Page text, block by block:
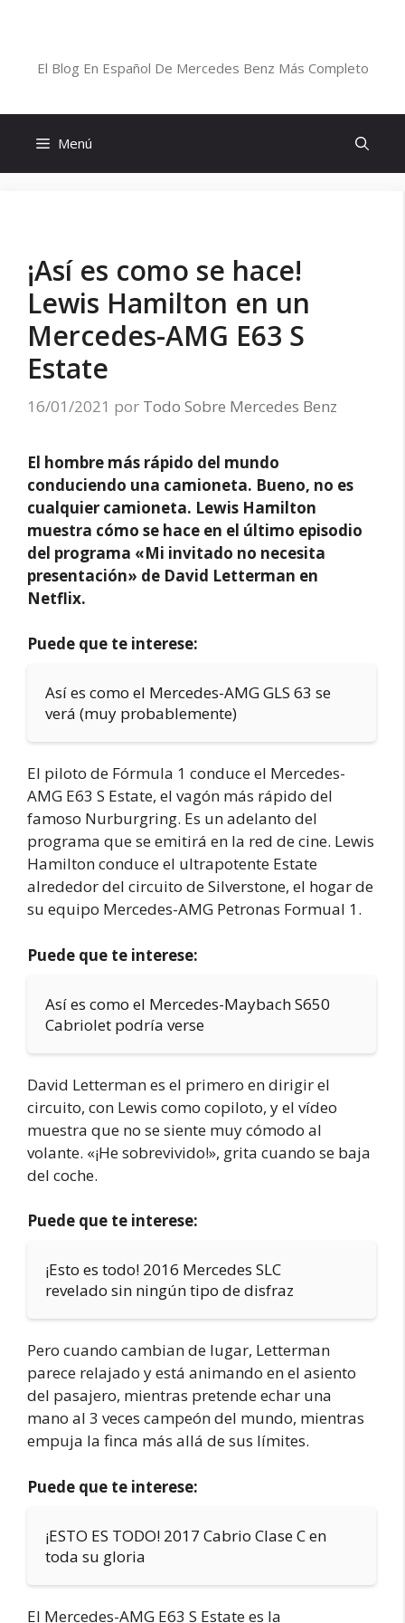
El Blog En Español De Mercedes Benz Más Completo
Menú
¡Así es como se hace!
Lewis Hamilton en un
Mercedes-AMG E63 S
Estate
16/01/2021 por Todo Sobre Mercedes Benz
El hombre más rápido del mundo
conduciendo una camioneta. Bueno, no es
cualquier camioneta. Lewis Hamilton
muestra cómo se hace en el último episodio
del programa «Mi invitado no necesita
presentación» de David Letterman en
Netflix.
Puede que te interese:
Así es como el Mercedes-AMG GLS 63 se
verá (muy probablemente)
El piloto de Fórmula 1 conduce el Mercedes-
AMG E63 S Estate, el vagón más rápido del
famoso Nurburgring. Es un adelanto del
programa que se emitirá en la red de cine. Lewis
Hamilton conduce el ultrapotente Estate
alrededor del circuito de Silverstone, el hogar de
su equipo Mercedes-AMG Petronas Formual 1.
Puede que te interese:
Así es como el Mercedes-Maybach S650
Cabriolet podría verse
David Letterman es el primero en dirigir el
circuito, con Lewis como copiloto, y el vídeo
muestra que no se siente muy cómodo al
volante. «¡He sobrevivido!», grita cuando se baja
del coche.
Puede que te interese:
¡Esto es todo! 2016 Mercedes SLC
revelado sin ningún tipo de disfraz
Pero cuando cambian de lugar, Letterman
parece relajado y está animando en el asiento
del pasajero, mientras pretende echar una
mano al 3 veces campeón del mundo, mientras
empuja la finca más allá de sus límites.
Puede que te interese:
¡ESTO ES TODO! 2017 Cabrio Clase C en
toda su gloria
El Mercedes-AMG E63 S Estate es la